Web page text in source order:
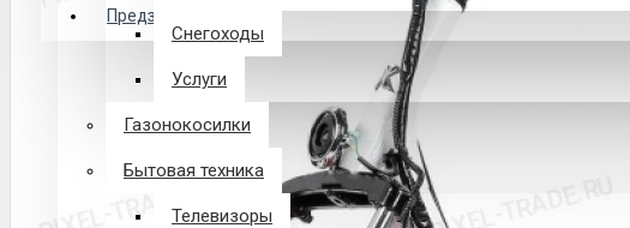
Предзаказ из Китая
В корзине пусто!Снегоходы
Услуги
Газонокосилки
Бытовая техника
Телевизоры